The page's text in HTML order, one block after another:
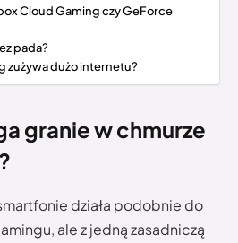
Cloud Gaming czy GeForce
pada?
zużywa dużo internetu?
granie w chmurze
działa podobnie do
ale z jedną zasadniczą